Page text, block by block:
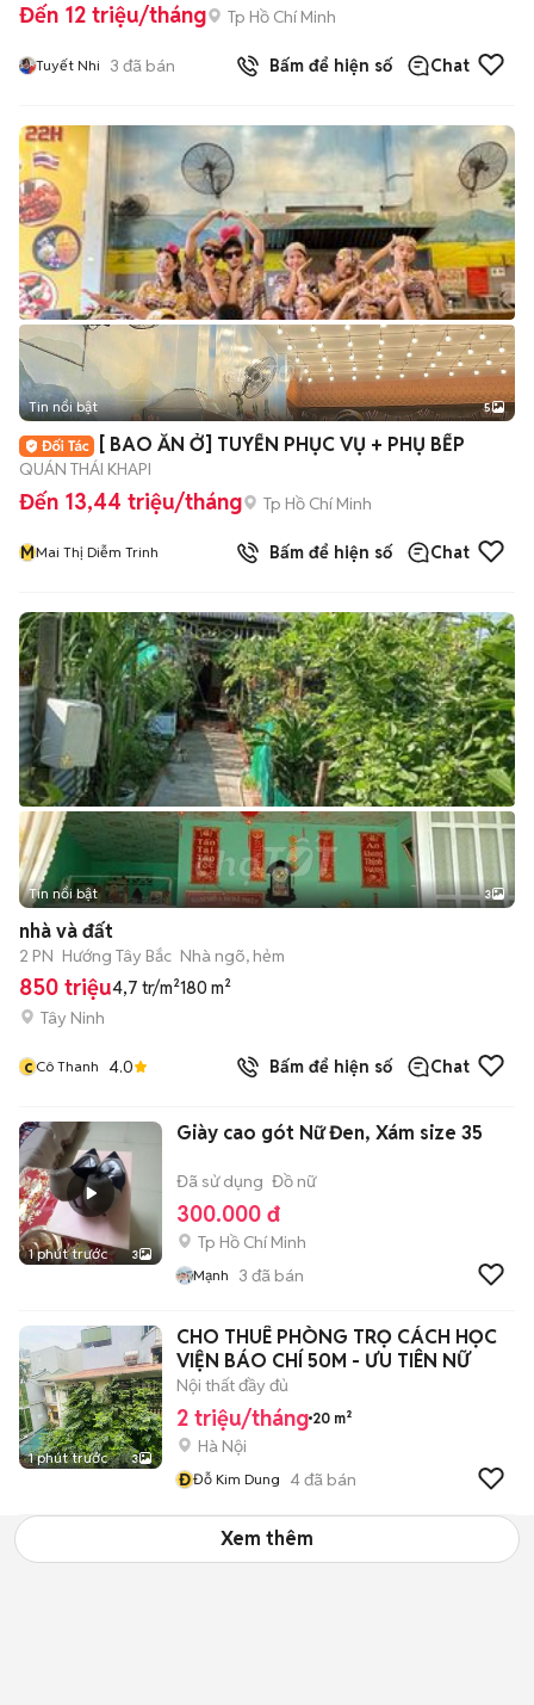
Đến 12 triệu/tháng Tp Hồ Chí Minh
Tuyết Nhi 3 đã bán Bấm để hiện số Chat
Tin nổi bật 5
[ BAO ĂN Ở] TUYỂN PHỤC VỤ + PHỤ BẾP
QUÁN THÁI KHAPI
Đến 13,44 triệu/tháng Tp Hồ Chí Minh
MMai Thị Diễm Trinh Bấm để hiện số Chat
Tin nổi bật 3
nhà và đất
2 PN Hướng Tây Bắc Nhà ngõ, hẻm
850 triệu4,7 tr/m²180 m²
Tây Ninh
c Cô Thanh 4.0 Bấm để hiện số Chat
1 phút trước 3
Giày cao gót Nữ Đen, Xám size 35
Đã sử dụng Đồ nữ
300.000 đ
Tp Hồ Chí Minh
Mạnh 3 đã bán
1 phút trước 3
CHO THUÊ PHÒNG TRỌ CÁCH HỌC
VIỆN BÁO CHÍ 50M - ƯU TIÊN NỮ
Nội thất đầy đủ
2 triệu/tháng 20 m²
Hà Nội
ĐĐỗ Kim Dung 4đã bán
Xem thêm